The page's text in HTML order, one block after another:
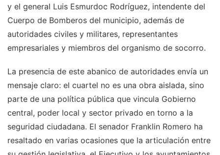
y el general Luis Esmurdoc Rodríguez, intendente del
Cuerpo de Bomberos del municipio, además de
autoridades civiles y militares, representantes
empresariales y miembros del organismo de socorro.
La presencia de este abanico de autoridades envía un
mensaje claro: el cuartel no es una obra aislada, sino
parte de una política pública que vincula Gobierno
central, poder local y sector privado en torno a la
seguridad ciudadana. El senador Franklin Romero ha
resaltado en varias ocasiones que la articulación entre